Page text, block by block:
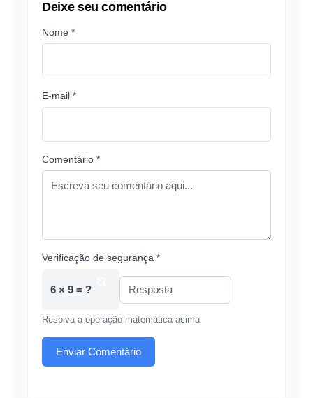
Deixe seu comentário
Nome *
E-mail *
Comentário *
Verificação de segurança *
6 × 9 = ?
Resolva a operação matemática acima
Enviar Comentário